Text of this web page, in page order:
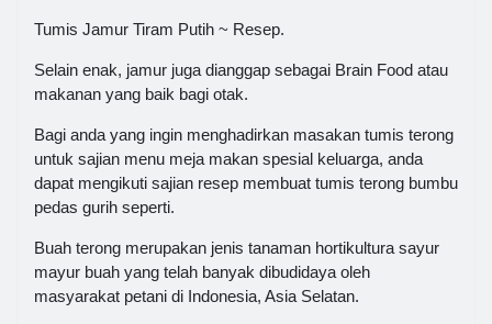
Tumis Jamur Tiram Putih ~ Resep.
Selain enak, jamur juga dianggap sebagai Brain Food atau
makanan yang baik bagi otak.
Bagi anda yang ingin menghadirkan masakan tumis terong
untuk sajian menu meja makan spesial keluarga, anda
dapat mengikuti sajian resep membuat tumis terong bumbu
pedas gurih seperti.
Buah terong merupakan jenis tanaman hortikultura sayur
mayur buah yang telah banyak dibudidaya oleh
masyarakat petani di Indonesia, Asia Selatan.